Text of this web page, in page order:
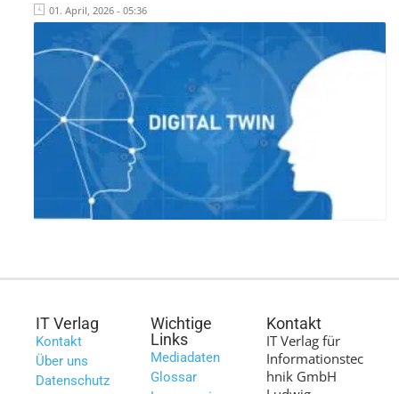
01. April, 2026 - 05:36
IT Verlag
Kontakt
Über uns
Datenschutz
Wichtige
Links
Mediadaten
Glossar
Kontakt
IT Verlag für
Informationstec
hnik GmbH